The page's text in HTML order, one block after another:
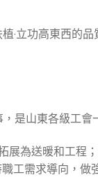
·立功高東西的
是山東各級工會
展為送暖和工程
需求導向，做